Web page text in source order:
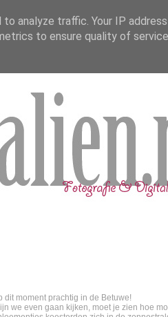
dit moment prachtig in de Betuwe!
we even gaan kijken, moet je zien hoe
analyze traffic. Your IP
to ensure quality of